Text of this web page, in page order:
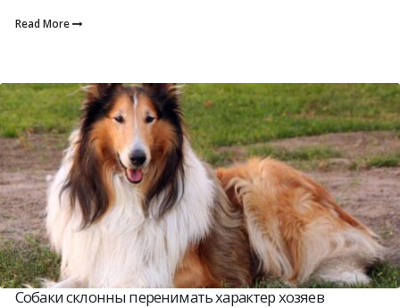
Read More
Собаки склонны перенимать характер хозяев